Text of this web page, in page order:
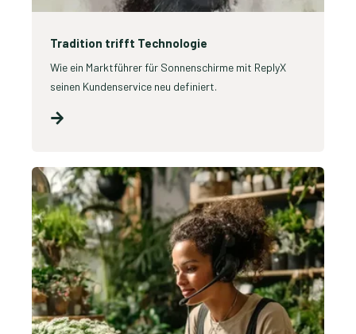
Tradition trifft Technologie
Wie ein Marktführer für Sonnenschirme mit ReplyX
seinen Kundenservice neu definiert.